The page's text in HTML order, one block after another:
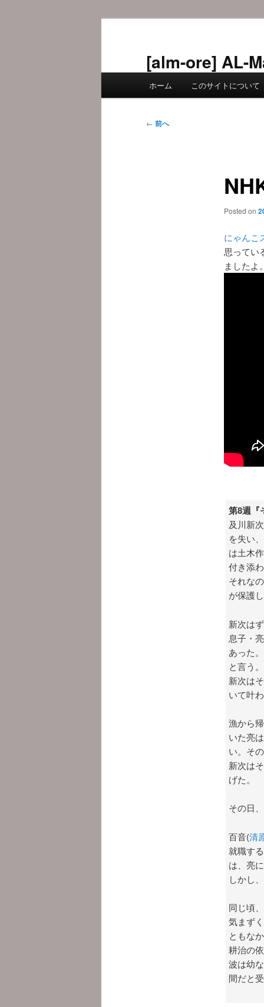
[alm-ore] AL-
ホーム このサイトについて
投
← 前へ
Posted on
にゃんこ
思ってい
ましたよ。
第8週『
及川新
を失い
は土木
付き添
それな
が保護
新次は
息子・
あった
と言う。
新次は
いて叶
漁から
いた亮
い。そ
新次は
げた。
その日
百音(清
就職す
は、亮
しかし
同じ頃
気まず
ともな
耕治の
波は幼
間だと